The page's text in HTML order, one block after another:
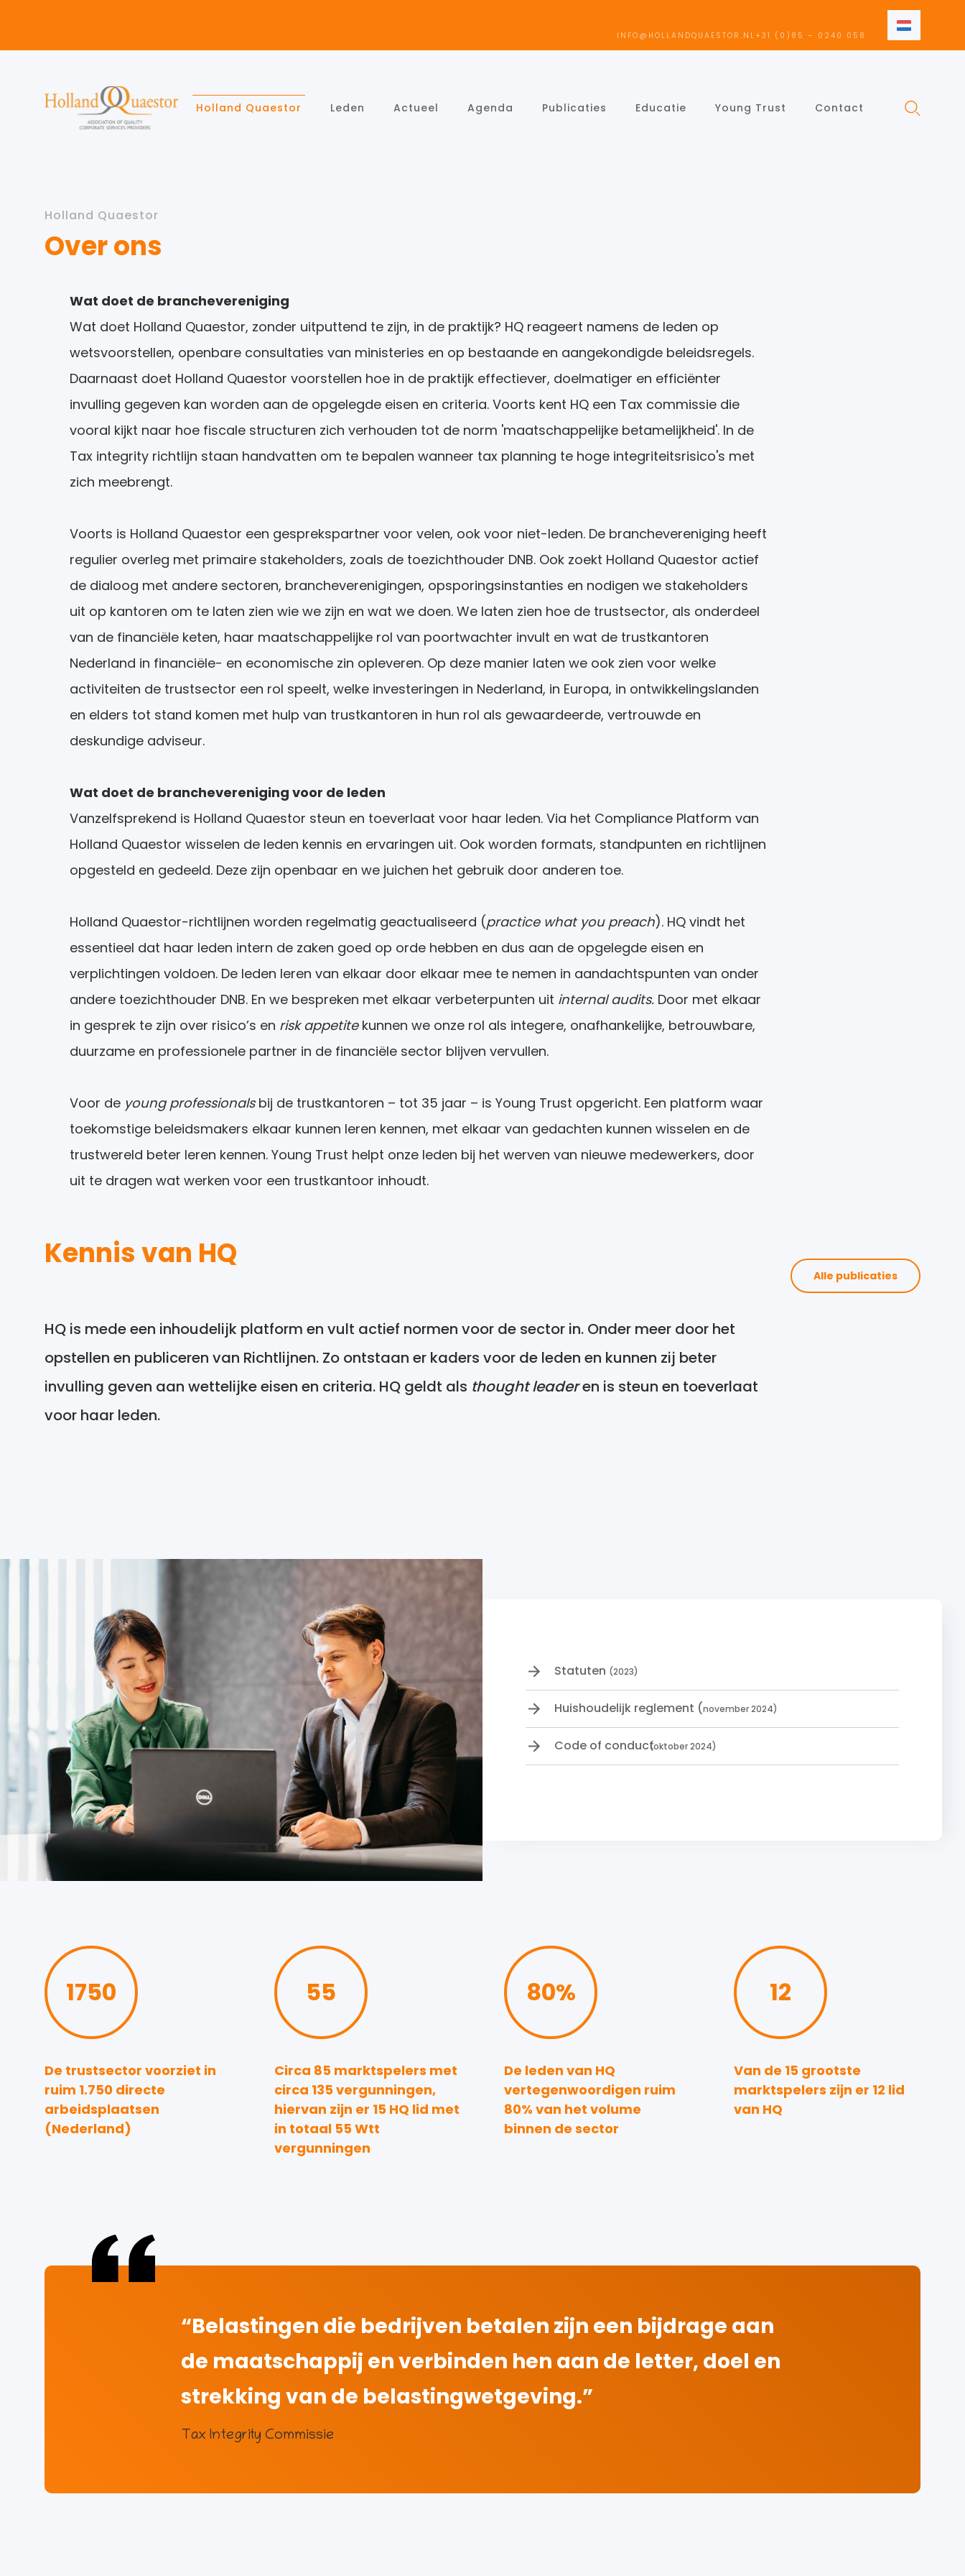
INFO@HOLLANDQUAESTOR.NL +31 (0)85 – 0240 058
NL
Holland Quaestor Leden Actueel Agenda Publicaties Educatie Young Trust Contact
Holland Quaestor
Over ons
Wat doet de branchevereniging
Wat doet Holland Quaestor, zonder uitputtend te zijn, in de praktijk? HQ reageert namens de leden op
wetsvoorstellen, openbare consultaties van ministeries en op bestaande en aangekondigde beleidsregels.
Daarnaast doet Holland Quaestor voorstellen hoe in de praktijk effectiever, doelmatiger en efficiënter
invulling gegeven kan worden aan de opgelegde eisen en criteria. Voorts kent HQ een Tax commissie die
vooral kijkt naar hoe fiscale structuren zich verhouden tot de norm 'maatschappelijke betamelijkheid'. In de
Tax integrity richtlijn staan handvatten om te bepalen wanneer tax planning te hoge integriteitsrisico's met
zich meebrengt.
Voorts is Holland Quaestor een gesprekspartner voor velen, ook voor niet-leden. De branchevereniging heeft
regulier overleg met primaire stakeholders, zoals de toezichthouder DNB. Ook zoekt Holland Quaestor actief
de dialoog met andere sectoren, brancheverenigingen, opsporingsinstanties en nodigen we stakeholders
uit op kantoren om te laten zien wie we zijn en wat we doen. We laten zien hoe de trustsector, als onderdeel
van de financiële keten, haar maatschappelijke rol van poortwachter invult en wat de trustkantoren
Nederland in financiële- en economische zin opleveren. Op deze manier laten we ook zien voor welke
activiteiten de trustsector een rol speelt, welke investeringen in Nederland, in Europa, in ontwikkelingslanden
en elders tot stand komen met hulp van trustkantoren in hun rol als gewaardeerde, vertrouwde en
deskundige adviseur.
Wat doet de branchevereniging voor de leden
Vanzelfsprekend is Holland Quaestor steun en toeverlaat voor haar leden. Via het Compliance Platform van
Holland Quaestor wisselen de leden kennis en ervaringen uit. Ook worden formats, standpunten en richtlijnen
opgesteld en gedeeld. Deze zijn openbaar en we juichen het gebruik door anderen toe.
Holland Quaestor-richtlijnen worden regelmatig geactualiseerd (practice what you preach). HQ vindt het
essentieel dat haar leden intern de zaken goed op orde hebben en dus aan de opgelegde eisen en
verplichtingen voldoen. De leden leren van elkaar door elkaar mee te nemen in aandachtspunten van onder
andere toezichthouder DNB. En we bespreken met elkaar verbeterpunten uit internal audits. Door met elkaar
in gesprek te zijn over risico’s en risk appetitekunnen we onze rol als integere, onafhankelijke, betrouwbare,
duurzame en professionele partner in de financiële sector blijven vervullen.
Voor de young professionalsbij de trustkantoren – tot 35 jaar – is Young Trust opgericht. Een platform waar
toekomstige beleidsmakers elkaar kunnen leren kennen, met elkaar van gedachten kunnen wisselen en de
trustwereld beter leren kennen. Young Trust helpt onze leden bij het werven van nieuwe medewerkers, door
uit te dragen wat werken voor een trustkantoor inhoudt.
Kennis van HQ
Alle publicaties
HQ is mede een inhoudelijk platform en vult actief normen voor de sector in. Onder meer door het
opstellen en publiceren van Richtlijnen. Zo ontstaan er kaders voor de leden en kunnen zij beter
invulling geven aan wettelijke eisen en criteria. HQ geldt als thought leaderen is steun en toeverlaat
voor haar leden.
Statuten (2023)
Huishoudelijk reglement (november 2024)
Code of conduct(oktober 2024)
1750
De trustsector voorziet in
ruim 1.750 directe
arbeidsplaatsen
(Nederland)
55
Circa 85 marktspelers met
circa 135 vergunningen,
hiervan zijn er 15 HQ lid met
in totaal 55 Wtt
vergunningen
80%
De leden van HQ
vertegenwoordigen ruim
80% van het volume
binnen de sector
12
Van de 15 grootste
marktspelers zijn er 12 lid
van HQ
“Belastingen die bedrijven betalen zijn een bijdrage aan
de maatschappij en verbinden hen aan de letter, doel en
strekking van de belastingwetgeving.”
Tax Integrity Commissie